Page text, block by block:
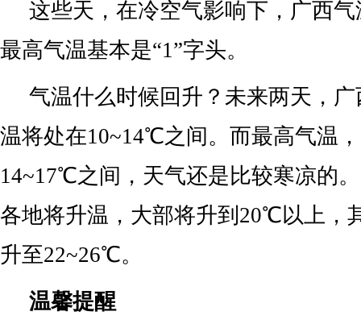
这些天，在冷空气影响下，广西
最高气温基本是“1”字头。
气温什么时候回升？未来两天，
温将处在10~14℃之间。而最高气温
14~17℃之间，天气还是比较寒凉的
各地将升温，大部将升到20℃以上，
升至22~26℃。
温馨提醒